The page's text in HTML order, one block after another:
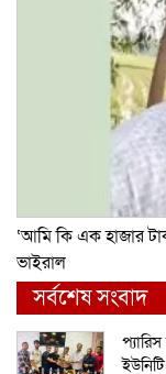
‘আমি কি এক হাজার
ভাইরাল
সর্বশেষ সংবাদ